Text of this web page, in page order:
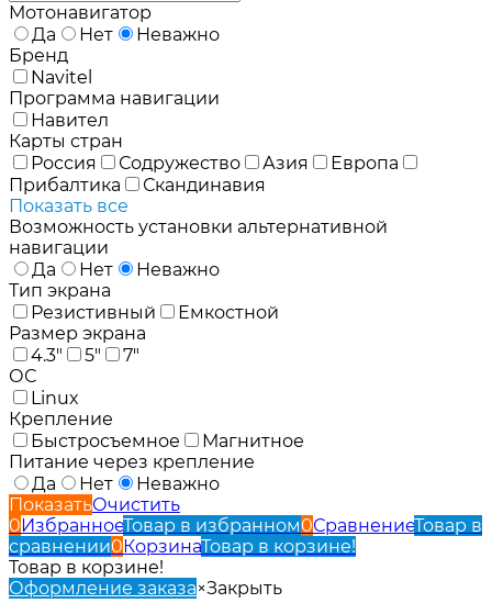
Мотонавигатор
Да
Нет
Неважно
Бренд
Navitel
Программа навигации
Навител
Карты стран
Россия
Содружество Азия
Европа
Прибалтика
Скандинавия
Показать все
Возможность установки альтернативной
навигации
Да
Нет
Неважно
Тип экрана
Резистивный
Емкостной
Размер экрана
4.3"
5"
7"
ОС
Linux
Крепление
Быстросъемное
Магнитное
Питание через крепление
Да
Нет
Неважно
ПоказатьОчистить
0ИзбранноеТовар в избранном0СравнениеТовар в
сравнении0КорзинаТовар в корзине!
Товар в корзине!
Оформление заказа×Закрыть